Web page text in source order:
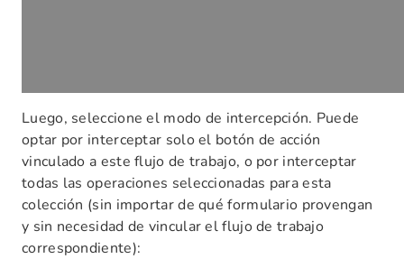
Luego, seleccione el modo de intercepción. Puede
optar por interceptar solo el botón de acción
vinculado a este flujo de trabajo, o por interceptar
todas las operaciones seleccionadas para esta
colección (sin importar de qué formulario provengan
y sin necesidad de vincular el flujo de trabajo
correspondiente):